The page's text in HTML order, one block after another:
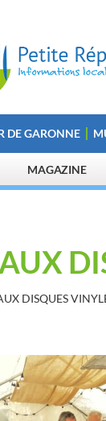
DE GARONNE
MAGAZINE
DISQUES